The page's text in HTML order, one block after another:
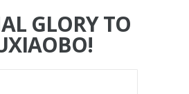
GLORY TO